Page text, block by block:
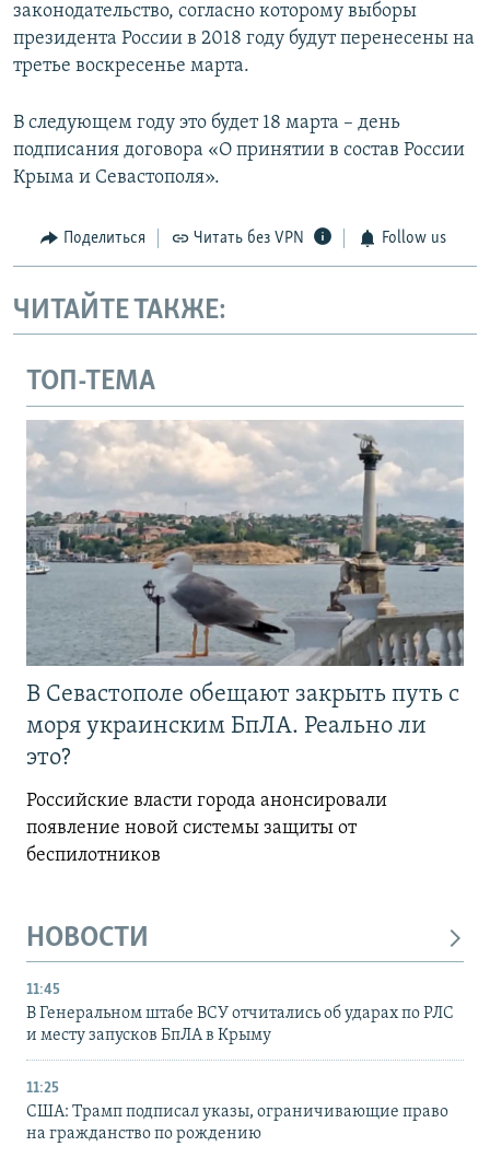
законодательство, согласно которому выборы
президента России в 2018 году будут перенесены на
третье воскресенье марта.
В следующем году это будет 18 марта – день
подписания договора «О принятии в состав России
Крыма и Севастополя».
Поделиться Читать без VPN Follow us
ЧИТАЙТЕ ТАКЖЕ:
ТОП-ТЕМА
В Севастополе обещают закрыть путь с
моря украинским БпЛА. Реально ли
это?
Российские власти города анонсировали
появление новой системы защиты от
беспилотников
НОВОСТИ
11:45
В Генеральном штабе ВСУ отчитались об ударах по РЛС
и месту запусков БпЛА в Крыму
11:25
США: Трамп подписал указы, ограничивающие право
на гражданство по рождению